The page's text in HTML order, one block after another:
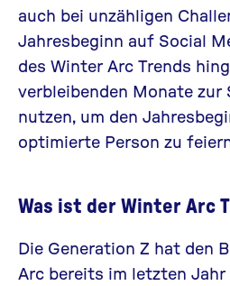
auch bei unzähligen
Jahresbeginn auf Social
des Winter Arc Trends
verbleibenden Monate zur
nutzen, um den
optimierte Person zu feier
Was ist der Winter Arc
Die Generation Z hat den
Arc bereits im letzten